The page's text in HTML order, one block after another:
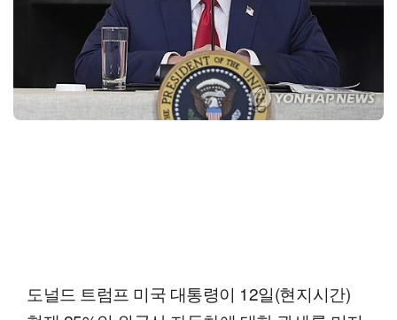
도널드 트럼프 미국 대통령이 12일(현지시간)